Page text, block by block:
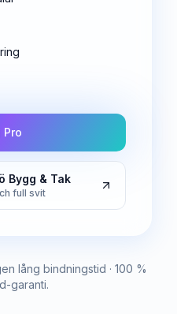
Pro
Bygg & Tak
full svit
lång bindningstid · 100 %
garanti.